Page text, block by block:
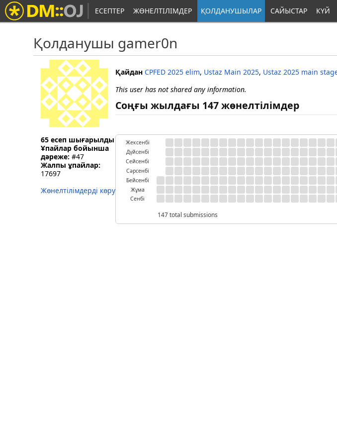
ЕСЕПТЕР ЖӨНЕЛТІЛІМДЕР ҚОЛДАНУШЫЛАР САЙЫСТАР КҮЙ
Қолданушы gamer0n
65 есеп шығарылды
Ұпайлар бойынша
дәреже: #47
Жалпы ұпайлар:
17697
Жөнелтілімдерді көру
Қайдан CPFED 2025 elim, Ustaz Main 2025, Ustaz 2025 main
This user has not shared any information.
Соңғы жылдағы 147 жөнелтілімдер
Жексенбі
Дүйсенбі
Сейсенбі
Сәрсенбі
Бейсенбі
Жұма
Сенбі
147 total submissions